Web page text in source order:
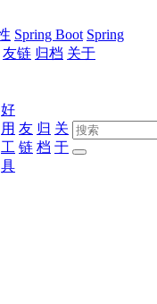
Spring Boot Spring
友链 归档 关于
好
用
工
具
友
链
归
档
关
于